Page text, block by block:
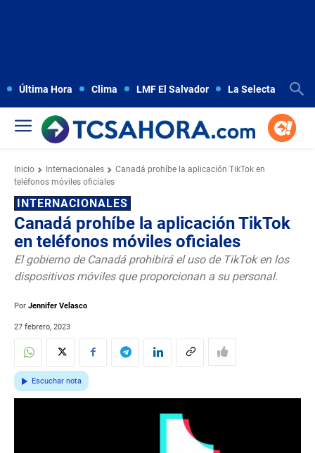
Última Hora Clima LMF El Salvador La Selecta
Inicio Internacionales
Canadá prohíbe la aplicación TikTok en
teléfonos móviles oficiales
INTERNACIONALES
Canadá prohíbe la aplicación TikTok
en teléfonos móviles oficiales
El gobierno de Canadá prohibirá el uso de TikTok en los
dispositivos móviles que proporcionan a su personal.
Por Jennifer Velasco
27 febrero, 2023
Escuchar nota